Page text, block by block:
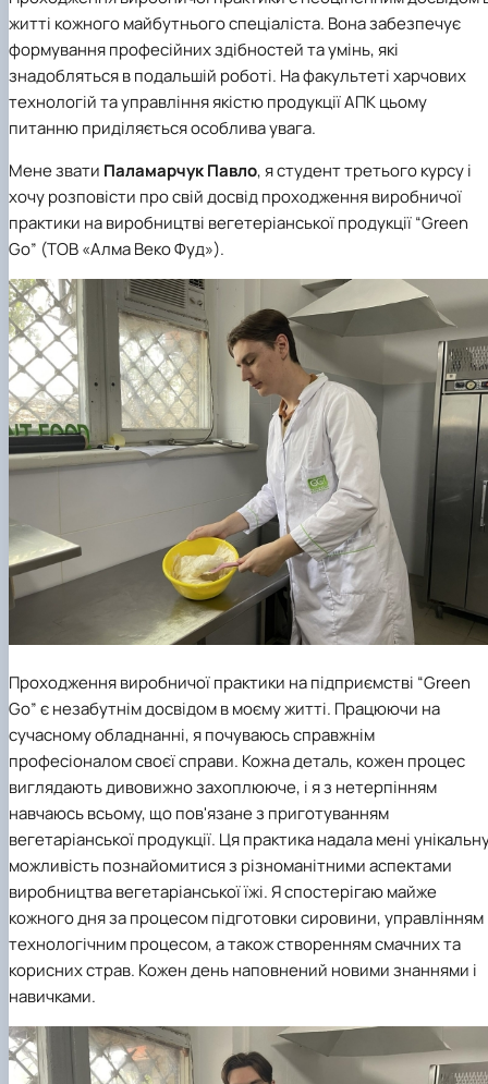
житті кожного майбутнього спеціаліста. Вона забезпечує
формування професійних здібностей та умінь, які
знадобляться в подальшій роботі. На факультеті харчових
технологій та управління якістю продукції АПК цьому
питанню приділяється особлива увага.
Мене звати ПаламарчукПавло, я студент третього курсу і
хочу розповісти про свій досвід проходження виробничої
практики на виробництві вегетеріанської продукції“Green
Go” (ТОВ «Алма Веко Фуд»).
Проходження виробничої практики на підприємстві “Green
Go” є незабутнім досвідом в моєму житті. Працюючи на
сучасному обладнанні, я почуваюсь справжнім
професіоналом своєї справи. Кожна деталь, кожен процес
виглядають дивовижно захоплююче, і я з нетерпінням
навчаюсь всьому, що пов'язане з приготуванням
вегетаріанської продукції. Ця практика надала мені
можливість познайомитися з різноманітними аспектами
виробництва вегетаріанської їжі. Я спостерігаю майже
кожного дня за процесом підготовки сировини, управлінням
технологічним процесом, а також створенням смачних та
корисних страв. Кожен день наповнений новими знаннями і
навичками.